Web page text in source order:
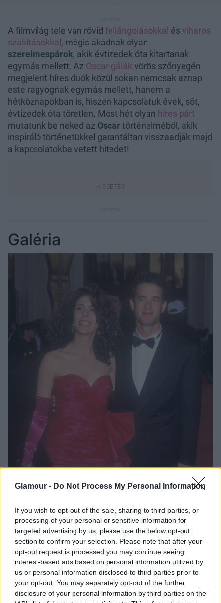
Glamour - Do Not Process My Personal Information
If you wish to opt-out of the sale, sharing to third parties, or
processing of your personal or sensitive information for
targeted advertising by us, please use the below opt-out
section to confirm your selection. Please note that after your
opt-out request is processed you may continue seeing
interest-based ads based on personal information utilized by
us or personal information disclosed to third parties prior to
your opt-out. You may separately opt-out of the further
disclosure of your personal information by third parties on the
A filmvilág tele van rövid fellángolásokkal és viharos
szakításokkal, mégis akadnak olyan
szerelmespárok, akik évtizedek óta kitartanak
egymás mellett. Az Oscar-gálák vörös szőnyegén
megjelent híres duók közül sokan nemcsak aznap
este ragyognak egymás mellett, hanem a
hétköznapokban is, hiszen kapcsolatuk évek, sőt,
évtizedek óta töretlen. Most hét olyan híres párt
mutatunk be neked az Oscar történelméből, akik
inspiráló történetükkel garantáltan visszaadják majd
a kapcsolatokba vetett hitedet!
Galéria
+ 10